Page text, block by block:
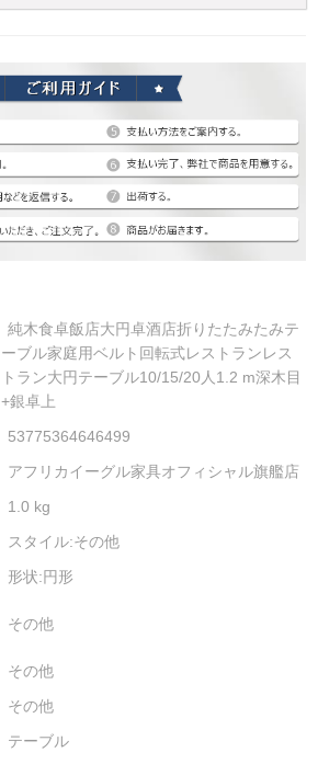
純木食卓飯店大円卓酒店折りたたみたみテ
ーブル家庭用ベルト回転式レストランレス
トラン大円テーブル10/15/20人1.2 m深木目
+銀卓上
53775364646499
アフリカイーグル家具オフィシャル旗艦店
1.0 kg
スタイル:その他
形状:円形
その他
その他
その他
テーブル